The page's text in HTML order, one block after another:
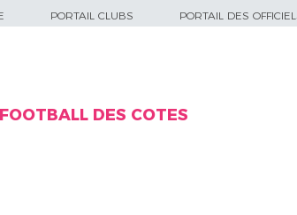
PORTAIL CLUBS PORTAIL DES
DES COTES